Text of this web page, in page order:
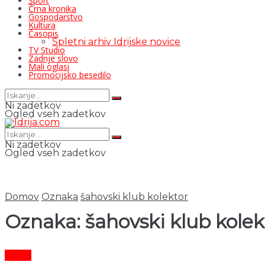
Črna kronika
Gospodarstvo
Kultura
Časopis
Spletni arhiv Idrijske novice
TV Studio
Zadnje slovo
Mali oglasi
Promocijsko besedilo
Ni zadetkov
Ogled vseh zadetkov
Ni zadetkov
Ogled vseh zadetkov
Domov Oznaka šahovski klub kolektor
Oznaka: šahovski klub